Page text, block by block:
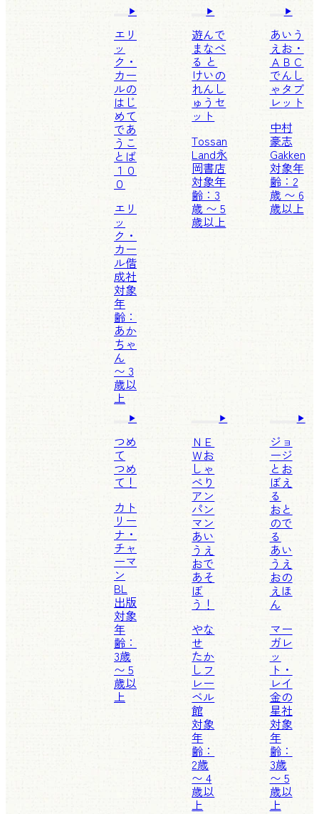
エリ
ッ
ク・
カー
ルの
はじ
めて
であ
うこ
とば
１０
０
エリ
ッ
ク・
カー
ル偕
成社
対象
年
齢：
あか
ちゃ
ん
〜 3
歳以
上
遊んで
まなべ
る と
けいの
れんし
ゅうセ
ット
Tossan
Land永
岡書店
対象年
齢：3
歳 〜 5
歳以上
あいう
えお・
ＡＢＣ
でんし
ゃタブ
レット
中村
豪志
Gakken
対象年
齢：2
歳 〜 6
歳以上
つめ
て
つめ
て！
カト
リー
ナ・
チャ
ーマ
ン
BL
出版
対象
年
齢：
3歳
〜 5
歳以
上
ＮＥ
Ｗお
しゃ
べり
アン
パン
マン
あい
うえ
おで
あそ
ぼ
う！
やな
せ
たか
し フ
レー
ベル
館
対象
年
齢：
2歳
〜 4
歳以
上
ジョ
ージ
とお
ぼえ
る
おと
ので
る
あい
うえ
おの
えほ
ん
マー
ガレ
ッ
ト・
レイ
金の
星社
対象
年
齢：
3歳
〜 5
歳以
上